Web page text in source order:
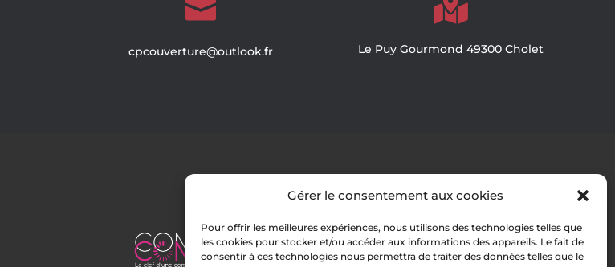
Gérer le consentement aux cookies
Pour offrir les meilleures expériences, nous utilisons des technologies telles que
les cookies pour stocker et/ou accéder aux informations des appareils. Le fait de
consentir à ces technologies nous permettra de traiter des données telles que le

cpcouverture@outlook.fr

Le Puy Gourmond 49300 Cholet
RÉALISATION